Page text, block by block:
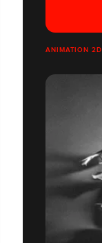
ANIMATION 2D